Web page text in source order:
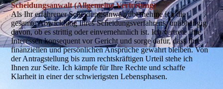
Scheidungsanwalt (Allgemeine Vertretung)
Als Ihr erfahrener Scheidungsanwalt übernehme ich die
gesamte Abwicklung Ihres Scheidungsverfahrens, unabhängig
davon, ob es strittig oder einvernehmlich ist. Ich vertrete Ihre
Interessen konsequent vor Gericht und sorge dafür, dass Ihre
finanziellen und persönlichen Ansprüche gewahrt bleiben. Von
der Antragstellung bis zum rechtskräftigen Urteil stehe ich
Ihnen zur Seite. Ich kämpfe für Ihre Rechte und schaffe
Klarheit in einer der schwierigsten Lebensphasen.